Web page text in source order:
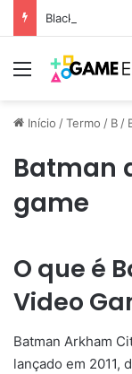
Black Friday:
Menu
Início /Termo / B /
Batman
game
O que é
Video
Batman Arkham
lançado em 2011,